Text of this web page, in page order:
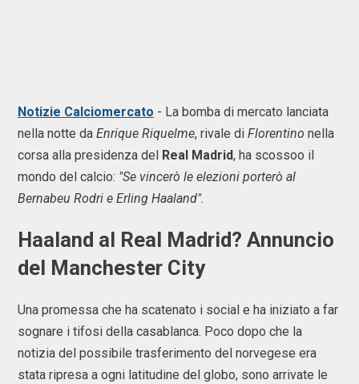
Notizie Calciomercato - La bomba di mercato lanciata
nella notte da Enrique Riquelme, rivale di Florentino nella
corsa alla presidenza del Real Madrid, ha scossoo il
mondo del calcio: "Se vincerò le elezioni porterò al
Bernabeu Rodri e Erling Haaland".
Haaland al Real Madrid? Annuncio
del Manchester City
Una promessa che ha scatenato i social e ha iniziato a far
sognare i tifosi della casablanca. Poco dopo che la
notizia del possibile trasferimento del norvegese era
stata ripresa a ogni latitudine del globo, sono arrivate le